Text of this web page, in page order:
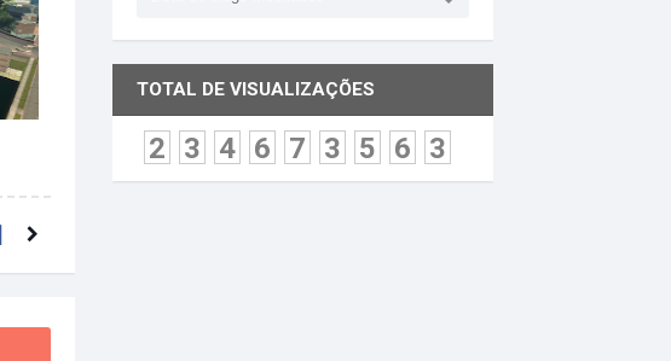
TOTAL DE VISUALIZAÇÕES
2 3 4 6 7 3 5 6 3